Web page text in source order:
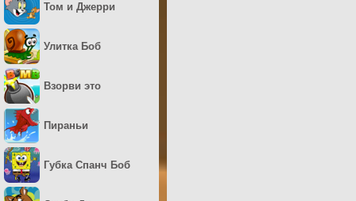
Том и Джерри
Улитка Боб
Взорви это
Пираньи
Губка Спанч Боб